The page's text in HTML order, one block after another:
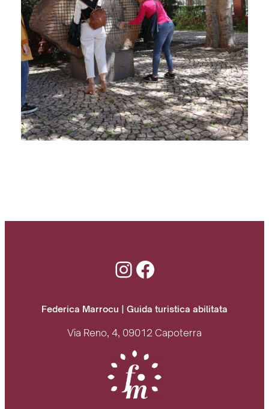
Instagram
Facebook
Federica Marrocu | Guida turistica abilitata
Via Reno, 4, 09012 Capoterra